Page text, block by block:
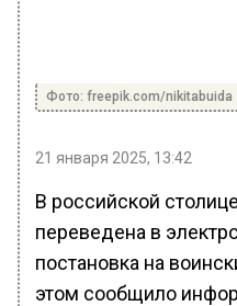
Фото: freepik.com/nikitabuida
21 января 2025, 13:42
В российской
переведена в
постановка на
этом сообщило